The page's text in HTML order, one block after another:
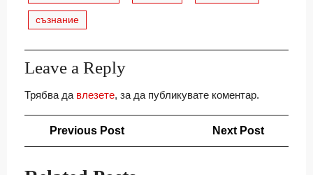
съзнание
Leave a Reply
Трябва да влезете, за да публикувате коментар.
Навигация
Previous PostPrevious
Next Post